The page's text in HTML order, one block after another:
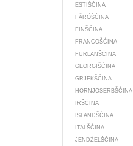
ESTIŠĆINA
FÄRÖŠĆINA
FINŠĆINA
FRANCOŠĆINA
FURLANŠĆINA
GEORGIŠĆINA
GRJEKŠĆINA
HORNJOSERBŠĆINA
IRŠĆINA
ISLANDŠĆINA
ITALŠĆINA
JENDŹELŠĆINA